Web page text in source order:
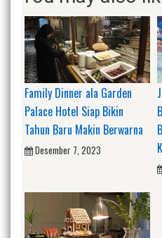
Family Dinner ala Garden
Palace Hotel Siap Bikin
Tahun Baru Makin Berwarna
Desember 7, 2023